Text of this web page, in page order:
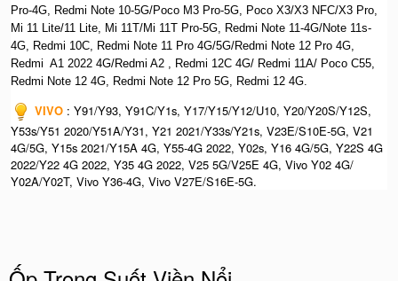
Pro-4G, Redmi Note 10-5G/Poco M3 Pro-5G, Poco X3/X3 NFC/X3 Pro,
Mi 11 Lite/11 Lite, Mi 11T/Mi 11T Pro-5G, Redmi Note 11-4G/Note 11s-
4G, Redmi 10C, Redmi Note 11 Pro 4G/5G/Redmi Note 12 Pro 4G,
Redmi A1 2022 4G/Redmi A2 , Redmi 12C 4G/ Redmi 11A/ Poco C55,
Redmi Note 12 4G, Redmi Note 12 Pro 5G, Redmi 12 4G.
VIVO : Y91/Y93, Y91C/Y1s, Y17/Y15/Y12/U10, Y20/Y20S/Y12S,
Y53s/Y51 2020/Y51A/Y31, Y21 2021/Y33s/Y21s, V23E/S10E-5G, V21
4G/5G, Y15s 2021/Y15A 4G, Y55-4G 2022, Y02s, Y16 4G/5G, Y22S 4G
2022/Y22 4G 2022, Y35 4G 2022, V25 5G/V25E 4G, Vivo Y02 4G/
Y02A/Y02T, Vivo Y36-4G, Vivo V27E/S16E-5G.